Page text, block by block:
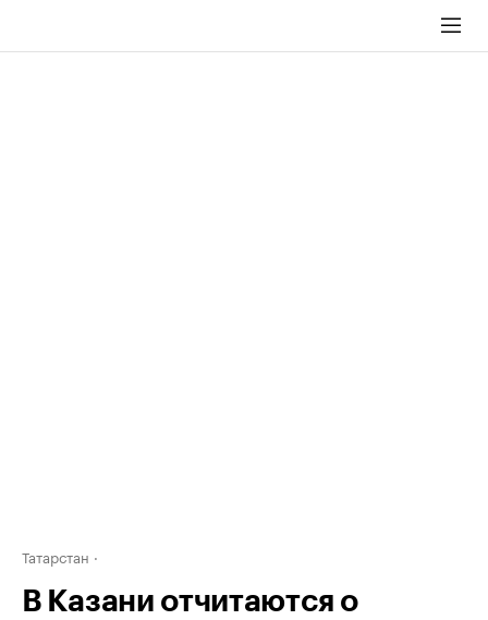
Татарстан
В Казани отчитаются о